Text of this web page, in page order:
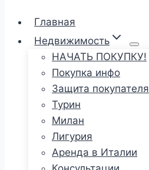
Главная
Недвижимость
НАЧАТЬ ПОКУПКУ!
Покупка инфо
Защита покупателя
Турин
Милан
Лигурия
Аренда в Италии